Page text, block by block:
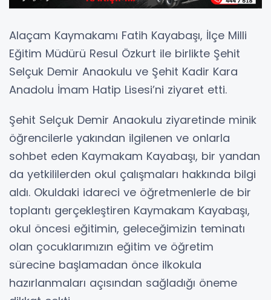
Alaçam Kaymakamı Fatih Kayabaşı, İlçe Milli
Eğitim Müdürü Resul Özkurt ile birlikte Şehit
Selçuk Demir Anaokulu ve Şehit Kadir Kara
Anadolu İmam Hatip Lisesi’ni ziyaret etti.
Şehit Selçuk Demir Anaokulu ziyaretinde minik
öğrencilerle yakından ilgilenen ve onlarla
sohbet eden Kaymakam Kayabaşı, bir yandan
da yetkililerden okul çalışmaları hakkında bilgi
aldı. Okuldaki idareci ve öğretmenlerle de bir
toplantı gerçekleştiren Kaymakam Kayabaşı,
okul öncesi eğitimin, geleceğimizin teminatı
olan çocuklarımızın eğitim ve öğretim
sürecine başlamadan önce ilkokula
hazırlanmaları açısından sağladığı öneme